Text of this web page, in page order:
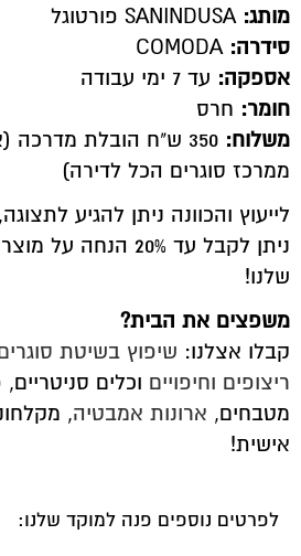
מותג: SANINDUSA פורטוגל
סידרה: COMODA
אספקה: עד 7 ימי עבודה
חומר: חרס
משלוח:
350 ש"ח הובלת מדרכה
ממרכז סוגרים הכל לדירה)
לייעוץ והכוונה ניתן להגיע לתצוגה,
ניתן לקבל עד 20%
שלנו!
משפצים את הבית?
קבלו אצלנו: שיפוץ בשיטת
ריצופים וחיפויים וכלים
מטבחים, ארונות אמבטיה,
אישית!
לפרטים נוספים פנה למוקד שלנו: